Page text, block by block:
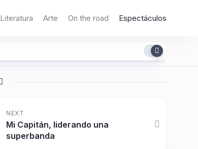
Literatura Arte On the road Espectáculos
NEXT
Mi Capitán, liderando una
superbanda